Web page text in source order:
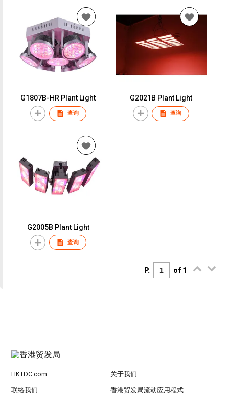
G1807B-HR Plant Light
查询
G2021B Plant Light
查询
G2005B Plant Light
查询
P. of 1
HKTDC.com 关于我们
联络我们 香港贸发局流动应用程式